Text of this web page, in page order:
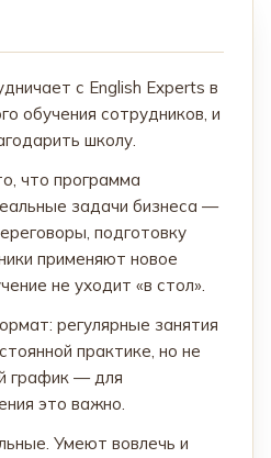
с English Experts в
обучения сотрудников, и
школу.
что программа
задачи бизнеса —
подготовку
применяют новое
не уходит «в стол».
регулярные занятия
практике, но не
график — для
это важно.
Умеют вовлечь и